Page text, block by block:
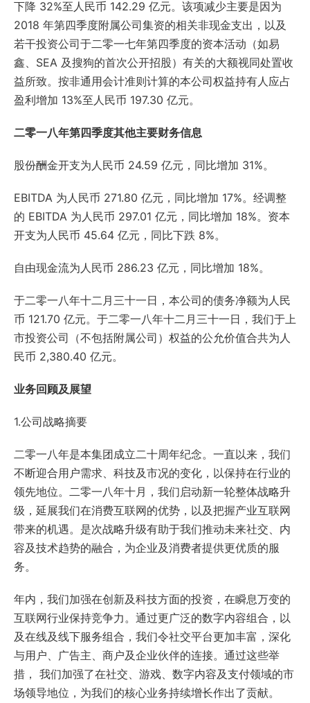
下降 32%至人民币 142.29 亿元。该项减少主要是因为
2018 年第四季度附属公司集资的相关非现金支出，以及
若干投资公司于二零一七年第四季度的资本活动（如易
鑫、SEA 及搜狗的首次公开招股）有关的大额视同处置收
益所致。按非通用会计准则计算的本公司权益持有人应占
盈利增加 13%至人民币 197.30 亿元。
二零一八年第四季度其他主要财务信息
股份酬金开支为人民币 24.59 亿元，同比增加 31%。
EBITDA 为人民币 271.80 亿元，同比增加 17%。经调整
的 EBITDA 为人民币 297.01 亿元，同比增加 18%。资本
开支为人民币 45.64 亿元，同比下跌 8%。
自由现金流为人民币 286.23 亿元，同比增加 18%。
于二零一八年十二月三十一日，本公司的债务净额为人民
币 121.70 亿元。于二零一八年十二月三十一日，我们于上
市投资公司（不包括附属公司）权益的公允价值合共为人
民币 2,380.40 亿元。
业务回顾及展望
1.公司战略摘要
二零一八年是本集团成立二十周年纪念。一直以来，我们
不断迎合用户需求、科技及市况的变化，以保持在行业的
领先地位。二零一八年十月，我们启动新一轮整体战略升
级，延展我们在消费互联网的优势，以及把握产业互联网
带来的机遇。是次战略升级有助于我们推动未来社交、内
容及技术趋势的融合，为企业及消费者提供更优质的服
务。
年内，我们加强在创新及科技方面的投资，在瞬息万变的
互联网行业保持竞争力。通过更广泛的数字内容组合，以
及在线及线下服务组合，我们令社交平台更加丰富，深化
与用户、广告主、商户及企业伙伴的连接。通过这些举
措， 我们加强了在社交、游戏、数字内容及支付领域的市
场领导地位，为我们的核心业务持续增长作出了贡献。